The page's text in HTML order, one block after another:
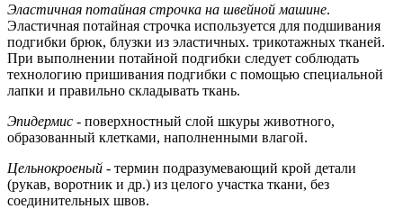
Эластичная потайная строчка на швейной машине.
Эластичная потайная строчка используется для подшивания
подгибки брюк, блузки из эластичных. трикотажных тканей.
При выполнении потайной подгибки следует соблюдать
технологию пришивания подгибки с помощью специальной
лапки и правильно складывать ткань.
Эпидермис - поверхностный слой шкуры животного,
образованный клетками, наполненными влагой.
Цельнокроеный - термин подразумевающий крой детали
(рукав, воротник и др.) из целого участка ткани, без
соединительных швов.